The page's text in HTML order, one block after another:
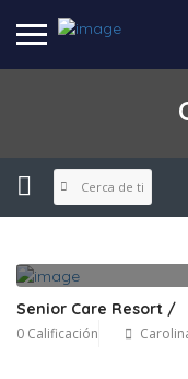
Cerca de ti
Senior Care Resort /
0 Calificación